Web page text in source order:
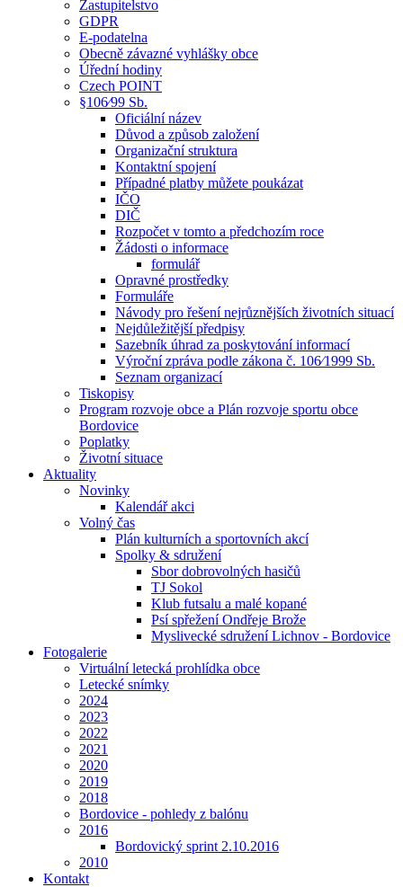
Zastupitelstvo
GDPR
E-podatelna
Obecně závazné vyhlášky obce
Úřední hodiny
Czech POINT
§106⁄99 Sb.
Oficiální název
Důvod a způsob založení
Organizační struktura
Kontaktní spojení
Případné platby můžete poukázat
IČO
DIČ
Rozpočet v tomto a předchozím roce
Žádosti o informace
formulář
Opravné prostředky
Formuláře
Návody pro řešení nejrůznějších životních situací
Nejdůležitější předpisy
Sazebník úhrad za poskytování informací
Výroční zpráva podle zákona č. 106⁄1999 Sb.
Seznam organizací
Tiskopisy
Program rozvoje obce a Plán rozvoje sportu obce
Bordovice
Poplatky
Životní situace
Aktuality
Novinky
Kalendář akci
Volný čas
Plán kulturních a sportovních akcí
Spolky & sdružení
Sbor dobrovolných hasičů
TJ Sokol
Klub futsalu a malé kopané
Psí spřežení Ondřeje Brože
Myslivecké sdružení Lichnov - Bordovice
Fotogalerie
Virtuální letecká prohlídka obce
Letecké snímky
2024
2023
2022
2021
2020
2019
2018
Bordovice - pohledy z balónu
2016
Bordovický sprint 2.10.2016
2010
Kontakt